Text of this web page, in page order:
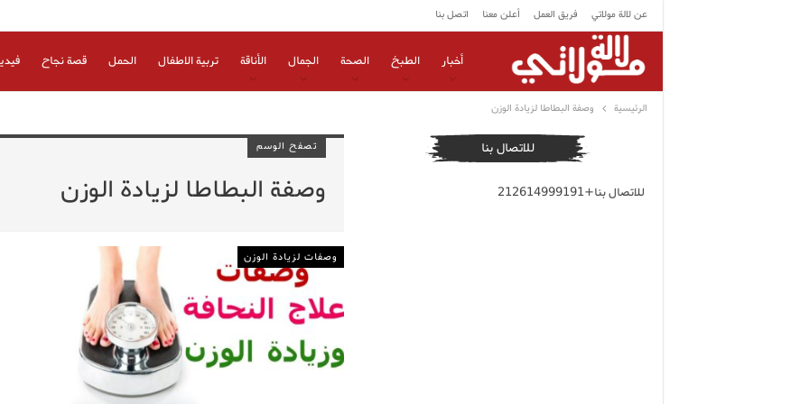
عن لالة مولاتي فريق العمل أعلن معنا اتصل بنا
أخبار الطبخ الصحة الجمال الأناقة تربية الاطفال الحمل قصة نجاح
الرئيسية وصفة البطاطا لزيادة الوزن
تصفح الوسم
وصفة البطاطا لزيادة الوزن
وصفات لزيادة الوزن
للاتصال بنا
للاتصال بنا+212614999191